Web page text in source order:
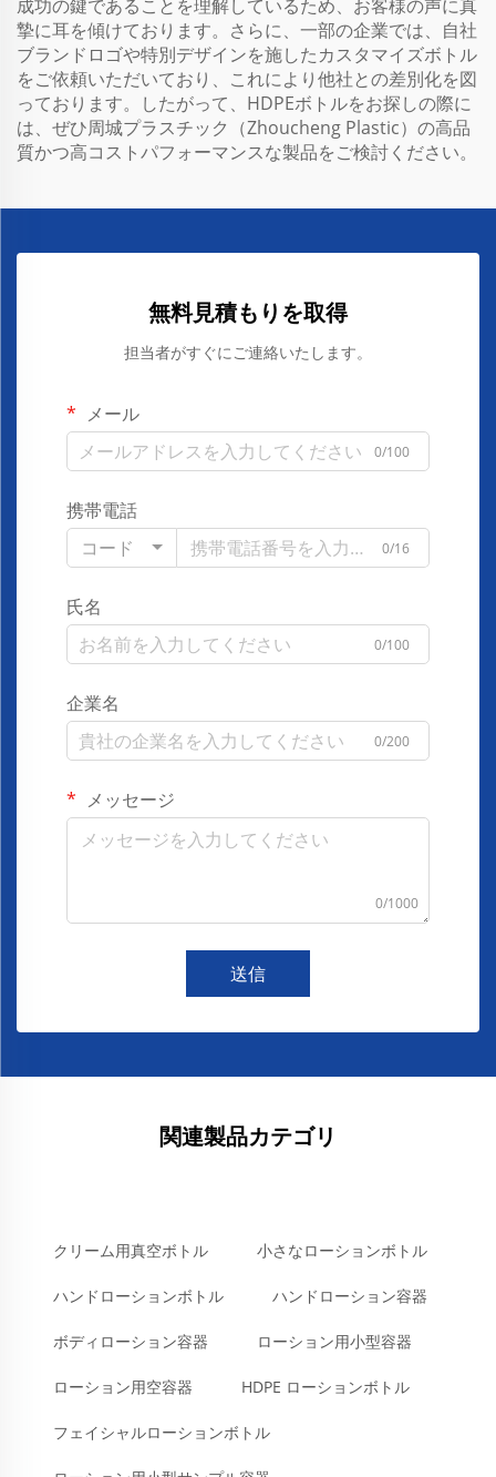
成功の鍵であることを理解しているため、お客様の声に真
摯に耳を傾けております。さらに、一部の企業では、自社
ブランドロゴや特別デザインを施したカスタマイズボトル
をご依頼いただいており、これにより他社との差別化を図
っております。したがって、HDPEボトルをお探しの際に
は、ぜひ周城プラスチック（Zhoucheng Plastic）の高品
質かつ高コストパフォーマンスな製品をご検討ください。
無料見積もりを取得
担当者がすぐにご連絡いたします。
メール
0/100
携帯電話
コード
0/16
氏名
0/100
企業名
0/200
メッセージ
0/1000
送信
関連製品カテゴリ
クリーム用真空ボトル 小さなローションボトル
ハンドローションボトル ハンドローション容器
ボディローション容器 ローション用小型容器
ローション用空容器 HDPE ローションボトル
フェイシャルローションボトル